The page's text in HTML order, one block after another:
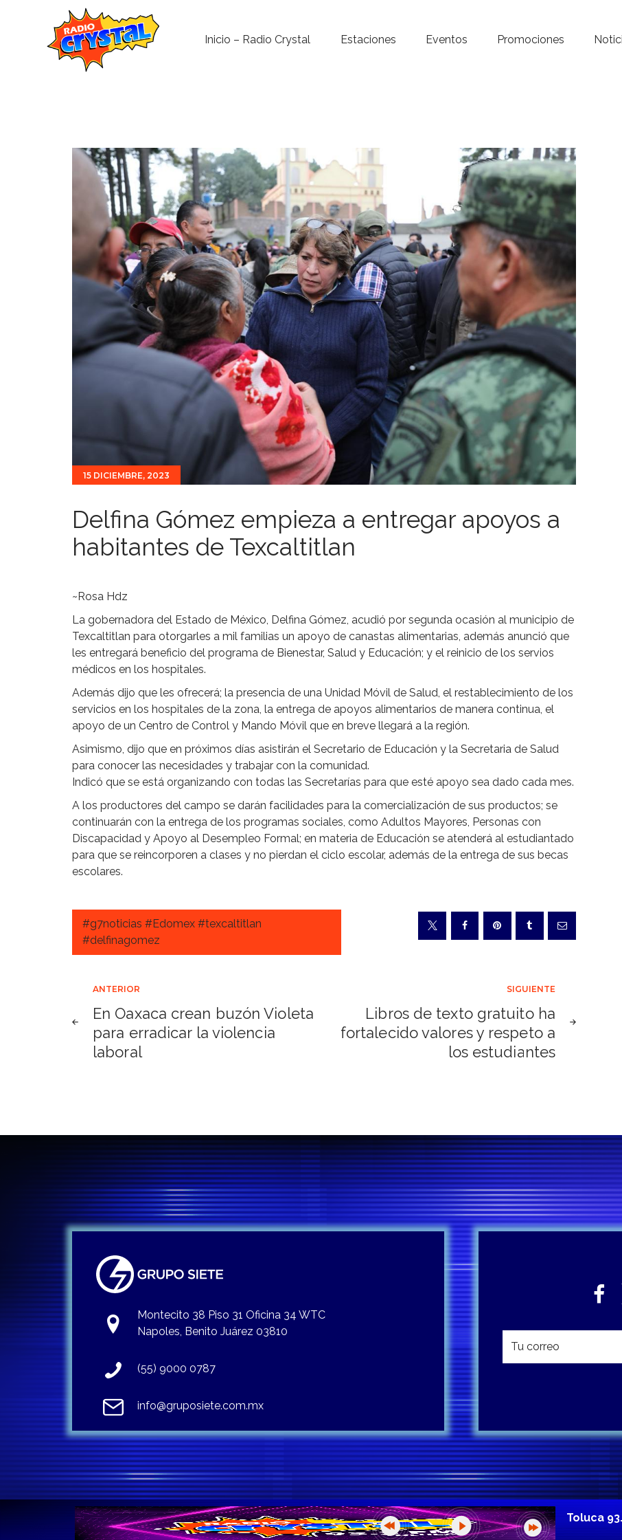
Inicio – Radio Crystal Estaciones Eventos Promociones
Noticias
Para ti
Contacto
15 DICIEMBRE, 2023
Delfina Gómez empieza a entregar apoyos a
habitantes de Texcaltitlan
~Rosa Hdz
La gobernadora del Estado de México, Delfina Gómez, acudió por segunda ocasión al municipio de
Texcaltitlan para otorgarles a mil familias un apoyo de canastas alimentarias, además anunció que
les entregará beneficio del programa de Bienestar, Salud y Educación; y el reinicio de los servios
médicos en los hospitales.
Además dijo que les ofrecerá; la presencia de una Unidad Móvil de Salud, el restablecimiento de los
servicios en los hospitales de la zona, la entrega de apoyos alimentarios de manera continua, el
apoyo de un Centro de Control y Mando Móvil que en breve llegará a la región.
Asimismo, dijo que en próximos días asistirán el Secretario de Educación y la Secretaria de Salud
para conocer las necesidades y trabajar con la comunidad.
Indicó que se está organizando con todas las Secretarías para que esté apoyo sea dado cada mes.
A los productores del campo se darán facilidades para la comercialización de sus productos; se
continuarán con la entrega de los programas sociales, como Adultos Mayores, Personas con
Discapacidad y Apoyo al Desempleo Formal; en materia de Educación se atenderá al estudiantado
para que se reincorporen a clases y no pierdan el ciclo escolar, además de la entrega de sus becas
escolares.
#g7noticias #Edomex #texcaltitlan
#delfinagomez
Navegación
de
entradas
ANTERIOR
En Oaxaca crean buzón Violeta
para erradicar la violencia
laboral
SIGUIENTE
Libros de texto gratuito ha
fortalecido valores y respeto a
los estudiantes
Montecito 38 Piso 31 Oficina 34 WTC
Napoles, Benito Juárez 03810
(55) 9000 0787
info@gruposiete.com.mx
Toluca